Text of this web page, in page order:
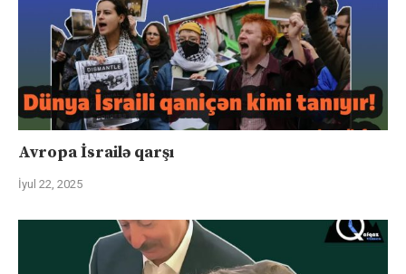
Avropa İsrailə qarşı
İyul 22, 2025